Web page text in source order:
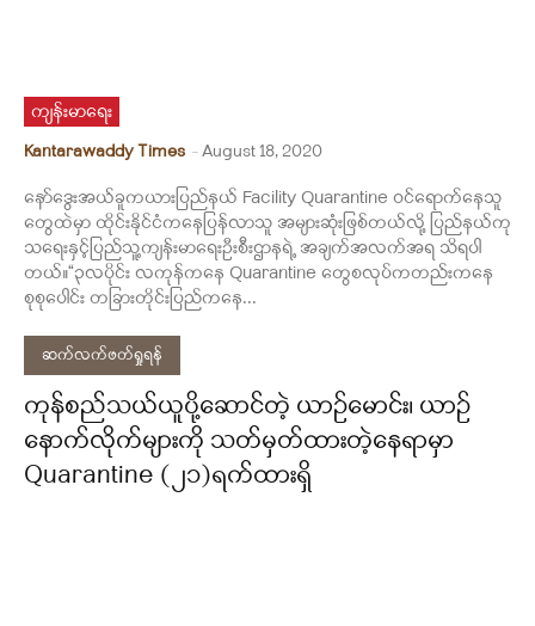
ကျန်းမာရေး
Kantarawaddy Times -August 18, 2020
နော်ဒွေးအယ်ခူကယားပြည်နယ် Facility Quarantine ဝင်ရောက်နေသူ
တွေထဲမှာ ထိုင်းနိုင်ငံကနေပြန်လာသူ အများဆုံးဖြစ်တယ်လို့ ပြည်နယ်ကု
သရေးနှင့်ပြည်သူ့ကျန်းမာရေးဦးစီးဌာနရဲ့ အချက်အလက်အရ သိရပါ
တယ်။“၃လပိုင်း လကုန်ကနေ Quarantine တွေစလုပ်ကတည်းကနေ
စုစုပေါင်း တခြားတိုင်းပြည်ကနေ...
ဆက်လက်ဖတ်ရှုရန်
ကုန်စည်သယ်ယူပို့ဆောင်တဲ့ ယာဉ်မောင်း၊ ယာဉ်
နောက်လိုက်များကို သတ်မှတ်ထားတဲ့နေရာမှာ
Quarantine (၂၁)ရက်ထားရှိ